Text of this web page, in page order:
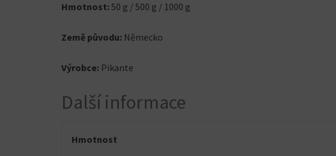
Hmotnost: 50 g / 500 g / 1000 g
Země původu: Německo
Výrobce: Pikante
Další informace
Hmotnost